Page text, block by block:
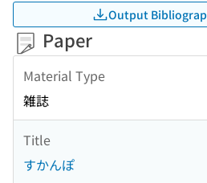
Output
Paper
Material Type
雑誌
Title
すかんぽ